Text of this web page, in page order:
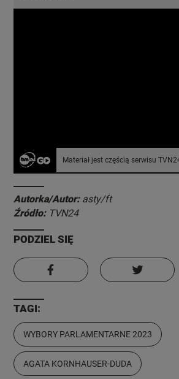
Materiał jest częścią serwisu
Autorka/Autor: asty/ft
Źródło: TVN24
PODZIEL SIĘ
TAGI:
WYBORY PARLAMENTARNE 2023
AGATA KORNHAUSER-DUDA